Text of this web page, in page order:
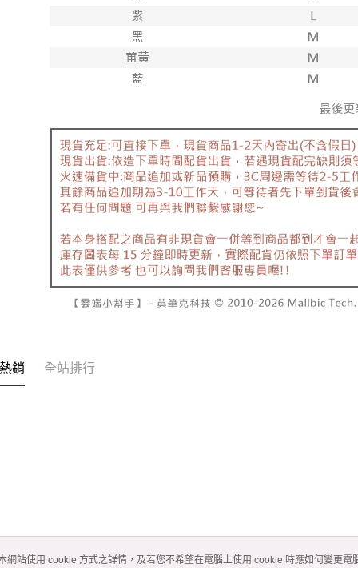
銷 全站排行
網站使用 cookie 方式之詳情，及若您不希望在電腦上使用 cookie 時應如何變更電